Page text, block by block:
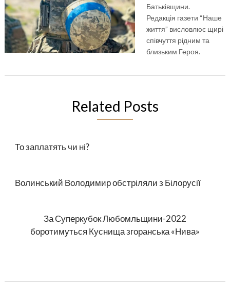
Батьківщини.
Редакція газети “Наше
життя” висловлює щирі
співчуття рідним та
близьким Героя.
Related Posts
То заплатять чи ні?
Волинський Володимир обстріляли з Білорусії
За Суперкубок Любомльщини-2022
боротимуться Куснища згоранська «Нива»